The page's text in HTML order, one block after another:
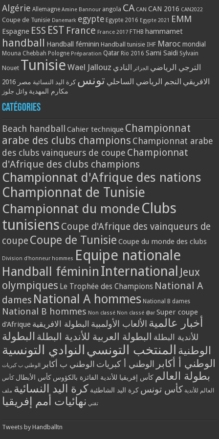
Algérie Allemagne Amine Bannour angola CA CAN CAN 2016 CAN2022
Coupe de Tunisie Danemark egypte Egypte 2016 Egypte 2021 EMM
Espagne ESS EST France France 2017 FTHB hammamet
handball Handball féminin Handball tunisie IHF Maroc mondial
Mouna Chebbah Pologne Préparation Qatar Rio 2016 Sami Saidi Sylvain
Nouet Tunisie Wael Jallouz الترجي الرياضي الجزائر النادي
الافريقي النجم الرياضي الساحلي تونس كرة اليد النسائية مصر 2016
مكارم المهدية وائل جلوز
Catégories
Beach handball Cahier technique Championnat
arabe des clubs champions Championnat arabe
des clubs vainqueurs de coupe Championnat
d'Afrique des clubs champions
Championnat d'Afrique des nations
Championnat de Tunisie
Championnat du monde Clubs
tunisiens Coupe d'Afrique des vainqueurs de
coupe Coupe de Tunisie Coupe du monde des clubs
Division d'honneur hommes Equipe nationale
Handball féminin International Jeux
olympiques Le Trophée des Champions National A
dames National A hommes National B dames
National B hommes Non classé Non classé @ar Super coupe
d'Afrique
أخبار عالمية الألعاب الأولمبية البطولة الافريقية
للأندية البطلة البطولة العربية للأندية البطلة البطولة
الوطنية المنتخب التونسي النوادي التونسية
الوطني أ أكابر الوطني أ كبريات الوطني ب أكابر الوطني ب كبريات
بطولة العالم كأس إفريقيا للأندية الفائزة بالكؤوس كأس الأبطال كأس
العالم للأندية كأس تونس كرة اليد الشاطئية كرة اليد النسائية ملف
تقني نهائيات أمم إفريقيا
Tweets by Handballtn